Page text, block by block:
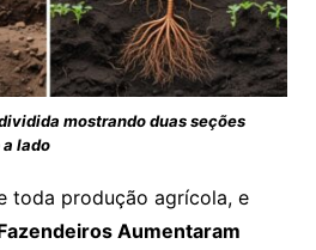
mostrando duas seções
lado
toda produção agrícola, e
Aumentaram